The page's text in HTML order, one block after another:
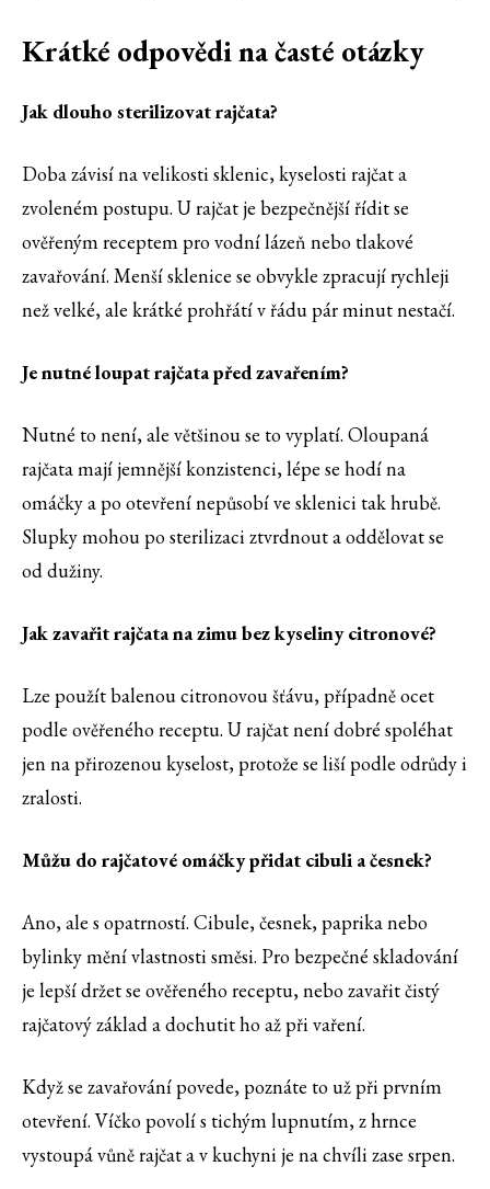
Krátké odpovědi na časté otázky
Jak dlouho sterilizovat rajčata?
Doba závisí na velikosti sklenic, kyselosti rajčat a
zvoleném postupu. U rajčat je bezpečnější řídit se
ověřeným receptem pro vodní lázeň nebo tlakové
zavařování. Menší sklenice se obvykle zpracují rychleji
než velké, ale krátké prohřátí v řádu pár minut nestačí.
Je nutné loupat rajčata před zavařením?
Nutné to není, ale většinou se to vyplatí. Oloupaná
rajčata mají jemnější konzistenci, lépe se hodí na
omáčky a po otevření nepůsobí ve sklenici tak hrubě.
Slupky mohou po sterilizaci ztvrdnout a oddělovat se
od dužiny.
Jak zavařit rajčata na zimu bez kyseliny citronové?
Lze použít balenou citronovou šťávu, případně ocet
podle ověřeného receptu. U rajčat není dobré spoléhat
jen na přirozenou kyselost, protože se liší podle odrůdy i
zralosti.
Můžu do rajčatové omáčky přidat cibuli a česnek?
Ano, ale s opatrností. Cibule, česnek, paprika nebo
bylinky mění vlastnosti směsi. Pro bezpečné skladování
je lepší držet se ověřeného receptu, nebo zavařit čistý
rajčatový základ a dochutit ho až při vaření.
Když se zavařování povede, poznáte to už při prvním
otevření. Víčko povolí s tichým lupnutím, z hrnce
vystoupá vůně rajčat a v kuchyni je na chvíli zase srpen.